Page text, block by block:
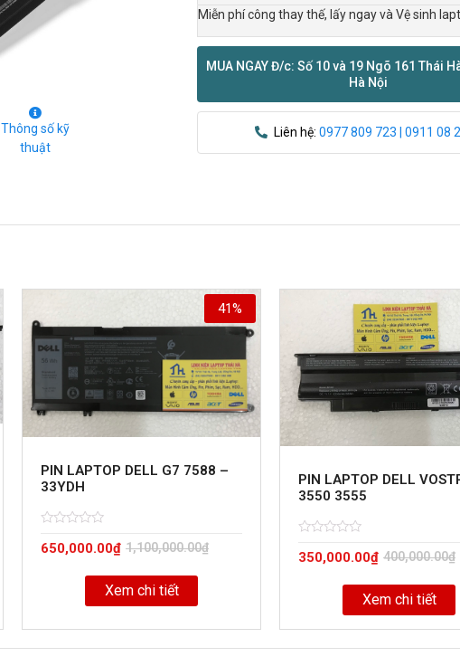
Thông số kỹ
thuật
Miễn phí công thay thế, lấy ngay và Vệ sinh
MUA NGAY Đ/c: Số 10 và 19 Ngõ 161 Thái
Hà Nội
Liên hệ:0977 809 723 | 0911 08
PIN LAPTOP DELL G7 7588 –
33YDH
0
1,100,000.00₫
650,000.00₫
41%
Xem chi tiết
PIN LAPTOP DELL
3550 3555
0
400,000.00₫
350,000.00₫
Xem chi tiết